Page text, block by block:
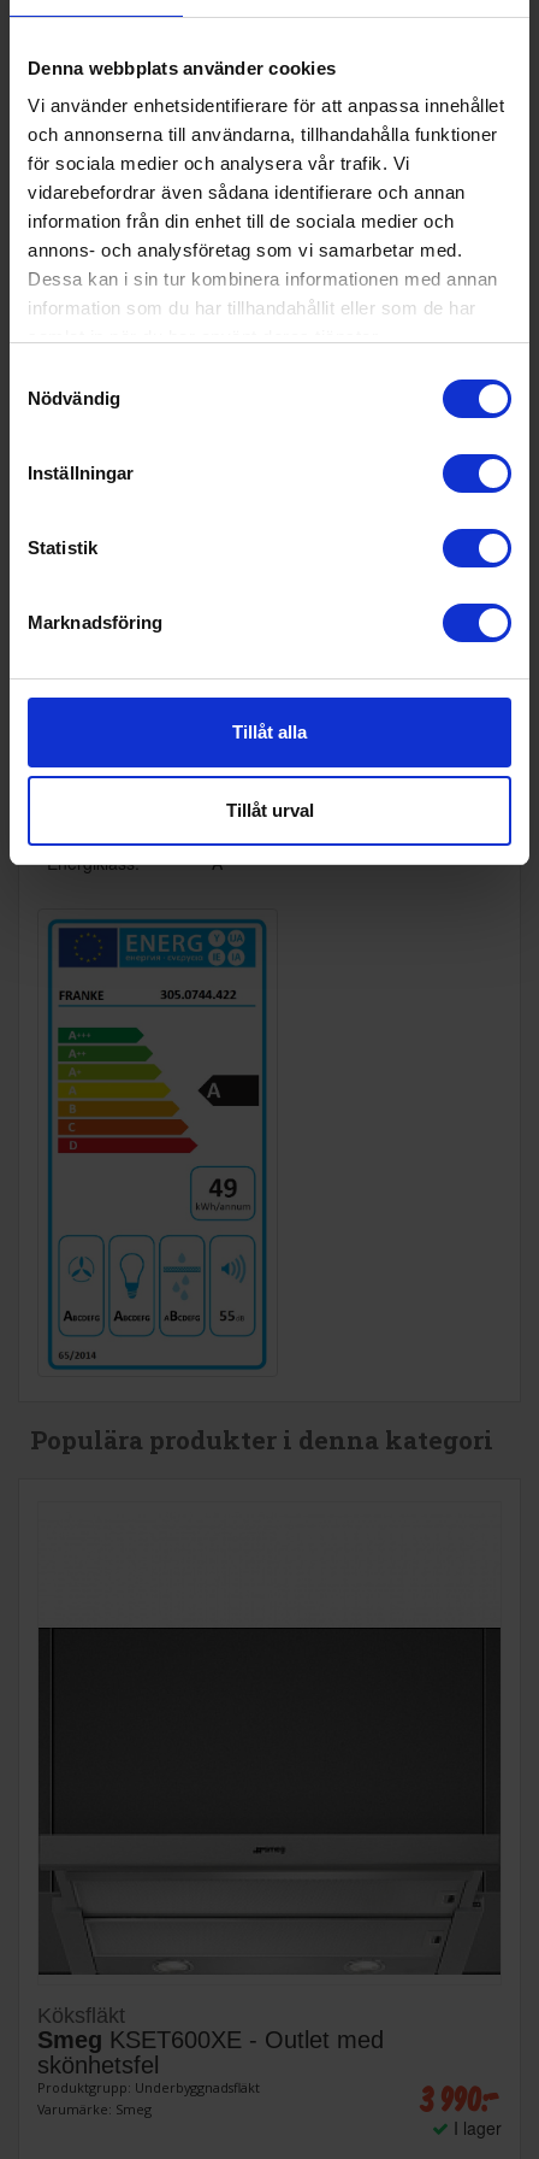
Denna webbplats använder cookies
Vi använder enhetsidentifierare för att anpassa innehållet
och annonserna till användarna, tillhandahålla funktioner
för sociala medier och analysera vår trafik. Vi
vidarebefordrar även sådana identifierare och annan
information från din enhet till de sociala medier och
annons- och analysföretag som vi samarbetar med.
Dessa kan i sin tur kombinera informationen med annan
information som du har tillhandahållit eller som de har
Nödvändig
Inställningar
Statistik
Marknadsföring
Tillåt alla
Tillåt urval
Färg:
Rostfri
Produktgrupp:
Köksfläkt underbyggd
Funktioner och egenskaper
Utdragbar (Ja/Ne
j):
Nej
Wi-Fi anslutning (J
a/Nej):
Nej
Kapacitet intensivl
Ljudnivå (dBA):
55 decibel A (ett normalt samtal mot
Kapacitet normallä
Stosdimension (m
150
Energiklass: A
Populära produkter i denna kategori
Köksfläkt
Smeg KSET600XE - Outlet med
skönhetsfel
Produktgrupp: Underbyggnadsfläkt
Varumärke: Smeg
3 990:-
I lager